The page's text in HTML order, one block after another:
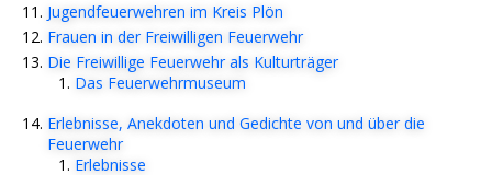
Jugendfeuerwehren im Kreis Plön
Frauen in der Freiwilligen Feuerwehr
Die Freiwillige Feuerwehr als Kulturträger
Das Feuerwehrmuseum
Erlebnisse, Anekdoten und Gedichte von und über die
Feuerwehr
Erlebnisse